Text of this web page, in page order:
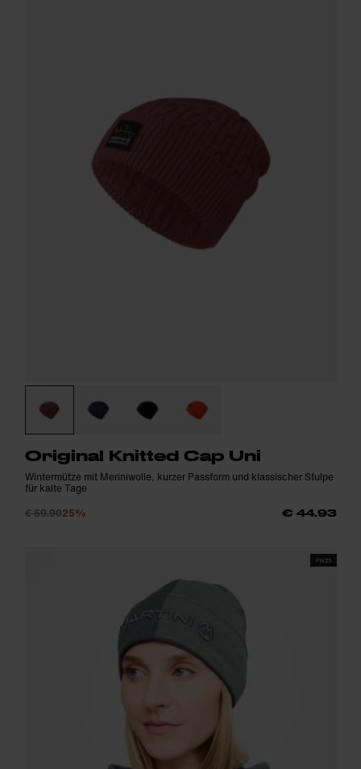
Original Knitted Cap Uni
Wintermütze mit Meriniwolle, kurzer Passform und klassischer Stulpe
für kalte Tage
€ 59.9025% € 44.93
FW25